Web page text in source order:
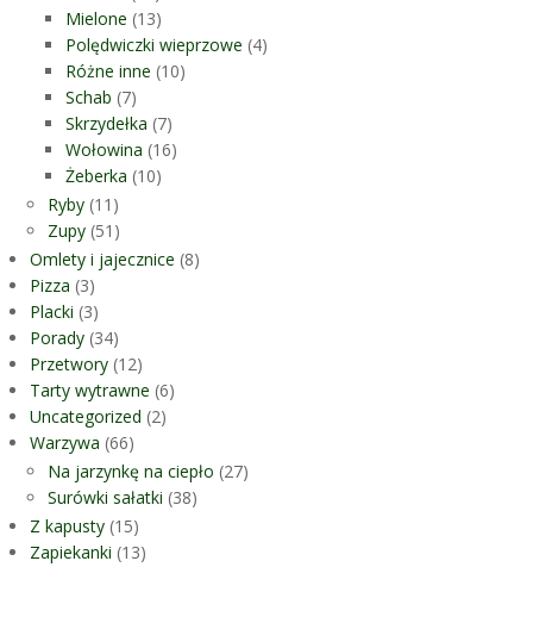
Mielone (13)
Polędwiczki wieprzowe (4)
Różne inne (10)
Schab (7)
Skrzydełka (7)
Wołowina (16)
Żeberka (10)
Ryby (11)
Zupy (51)
Omlety i jajecznice (8)
Pizza (3)
Placki (3)
Porady (34)
Przetwory (12)
Tarty wytrawne (6)
Uncategorized (2)
Warzywa (66)
Na jarzynkę na ciepło (27)
Surówki sałatki (38)
Z kapusty (15)
Zapiekanki (13)